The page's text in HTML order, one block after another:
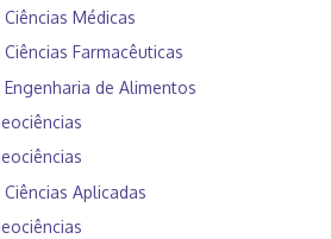
Médicas
Farmacêuticas
de Alimentos
Aplicadas